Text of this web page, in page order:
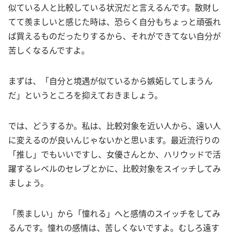
似ている人と比較している状況だと言えるんです。散財し
てて羨ましいと感じた時は、恐らく自分もちょっと頑張れ
ば買えるものだったりするから、それができてない自分が
苦しくなるんですよ。
まずは、「自分と境遇が似ているから嫉妬してしまうん
だ」というところを抑えておきましょう。
では、どうするか。私は、比較対象を近い人から、遠い人
に変えるのが良いんじゃないかと思います。最近流行りの
「推し」でもいいですし、女優さんとか、ハリウッドで活
躍するレベルのセレブとかに、比較対象をスイッチしてみ
ましょう。
「羨ましい」から「憧れる」へと感情のスイッチをしてみ
るんです。憧れの感情は、苦しくないですよ。むしろ遠す